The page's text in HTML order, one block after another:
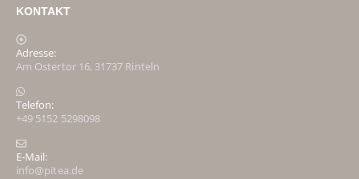
KONTAKT
Adresse:
Am Ostertor 16, 31737 Rinteln
Telefon:
+49 5152 5298098
E-Mail:
info@pitea.de